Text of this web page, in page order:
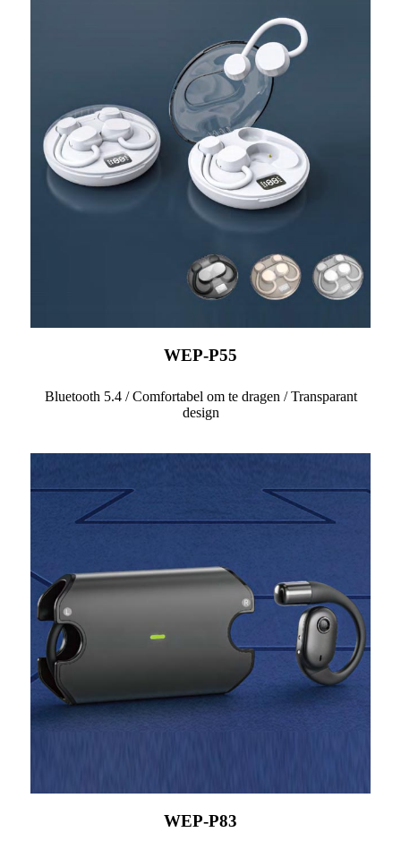
WEP-P55
Bluetooth 5.4 / Comfortabel om te dragen / Transparant
design
WEP-P83